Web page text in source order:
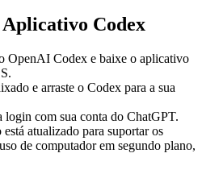
Codex
OpenAI Codex e baixe o aplicativo
e arraste o Codex para a sua
com sua conta do ChatGPT.
atualizado para suportar os
de computador em segundo plano,